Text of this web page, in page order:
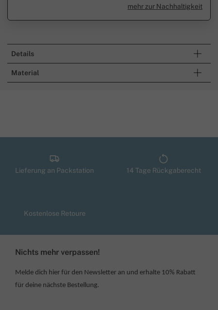
mehr zur Nachhaltigkeit
Details
Material
Lieferung an Packstation 14 Tage Rückgaberecht
Kostenlose Retoure
Nichts mehr verpassen!
Melde dich hier für den Newsletter an und erhalte 10% Rabatt
für deine nächste Bestellung.